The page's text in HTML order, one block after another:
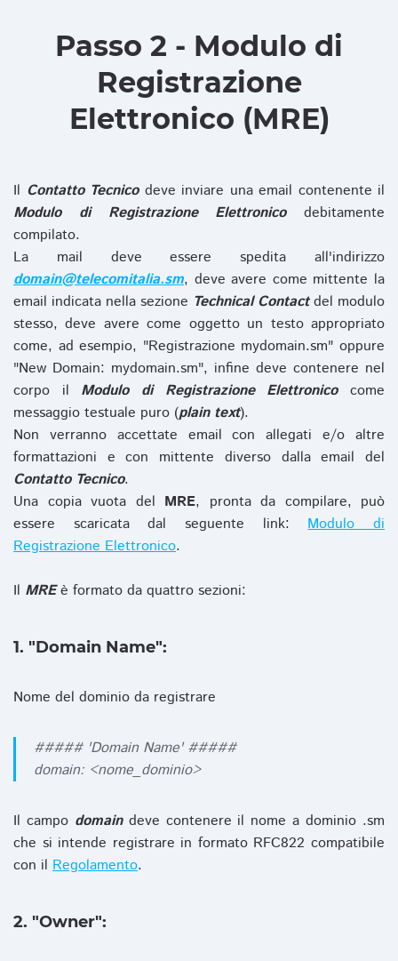
Passo 2 - Modulo di
Registrazione
Elettronico (MRE)
Il Contatto Tecnicodeve inviare una email contenente il
Modulo di Registrazione Elettronicodebitamente
compilato.
La mail deve essere spedita all'indirizzo
domain@telecomitalia.sm, deve avere come mittente la
email indicata nella sezione Technical Contactdel modulo
stesso, deve avere come oggetto un testo appropriato
come, ad esempio, "Registrazione mydomain.sm" oppure
"New Domain: mydomain.sm", infine deve contenere nel
corpo il Modulo di Registrazione Elettronicocome
messaggio testuale puro (plain text).
Non verranno accettate email con allegati e/o altre
formattazioni e con mittente diverso dalla email del
Contatto Tecnico.
Una copia vuota del MRE, pronta da compilare, può
essere scaricata dal seguente link:Modulo di
Registrazione Elettronico.
Il MREè formato da quattro sezioni:
1. "Domain Name":
Nome del dominio da registrare
##### 'Domain Name' #####
domain: <nome_dominio>
Il campo domaindeve contenere il nome a dominio .sm
che si intende registrare in formato RFC822 compatibile
con il Regolamento.
2. "Owner":